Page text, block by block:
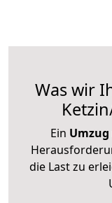
Was wir
Ein Umzug
die Last zu